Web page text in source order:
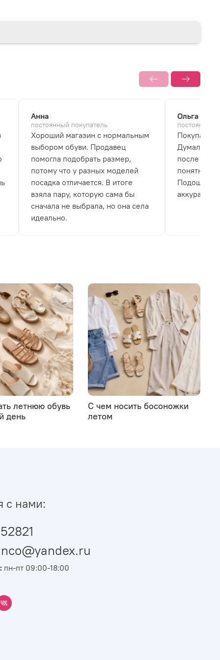
Анна
постоянный покупатель
Хороший магазин с нормальным
выбором обуви. Продавец
помогла подобрать размер,
потому что у разных моделей
посадка отличается. В итоге
взяла пару, которую сама бы
сначала не выбрала, но она села
идеально.
Ольга
постоянный
Покупала
Думала,
после
понятно,
Подошва не
аккуратно.
летнюю обувь
день
С чем носить босоножки
летом
с нами:
пн-пт 09:00-18:00